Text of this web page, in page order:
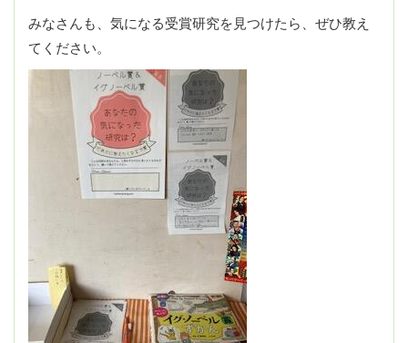
みなさんも、気になる受賞研究を見つけたら、ぜひ教え
てください。